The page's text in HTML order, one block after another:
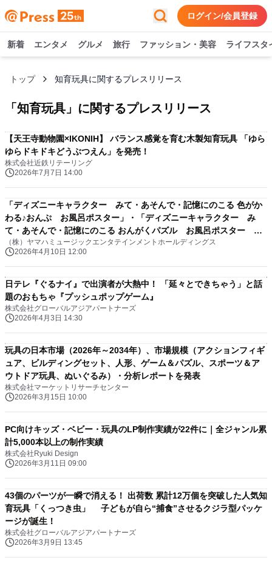
ログイン/会員登録
新着 エンタメ グルメ 旅行 ファッション・美容 ライフスタ
トップ 知育玩具に関するプレスリリース
「 知育玩具 」に関するプレスリリース
【天王寺動物園×IKONIH】 バランス感覚を育む木製知育玩具 「ゆら
ゆらドキドキどうぶつえん」を発売！
株式会社近鉄リテーリング
2026年7月7日 14:00
「ディズニーキャラクター みて・あそんで・記憶にのこる 色がか
わる♪おんぷ お風呂ポスター」・「ディズニーキャラクター み
て・あそんで・記憶にのこる おんがくパズル お風呂ポスター パ
ズルピース付」 4月20日発売！
（株）ヤマハミュージックエンタテインメントホールディングス
2026年4月10日 12:00
日テレ『ぐるナイ』で出演者が大熱中！ 「延々とできちゃう」と話
題のおもちゃ『プッシュポップゲーム』
株式会社グローバルアジアパートナーズ
2026年4月3日 14:30
玩具の日本市場（2026年～2034年）、市場規模（アクションフィギ
ュア、ビルディングセット、人形、ゲーム＆パズル、スポーツ＆ア
ウトドア玩具、ぬいぐるみ）・分析レポートを発表
株式会社マーケットリサーチセンター
2026年3月15日 10:00
PC向けキッズ・ベビー・玩具のLP制作実績が22件に｜全ジャンル累
計5,000本以上の制作実績
株式会社Ryuki Design
2026年3月11日 09:00
43個のパーツが一瞬で消える！ 出荷数 累計12万個を突破した人気知
育玩具「くっつき虫」 子どもが自ら“捕食”させるクジラ型パッケ
ージが誕生！
株式会社グローバルアジアパートナーズ
2026年3月9日 13:45